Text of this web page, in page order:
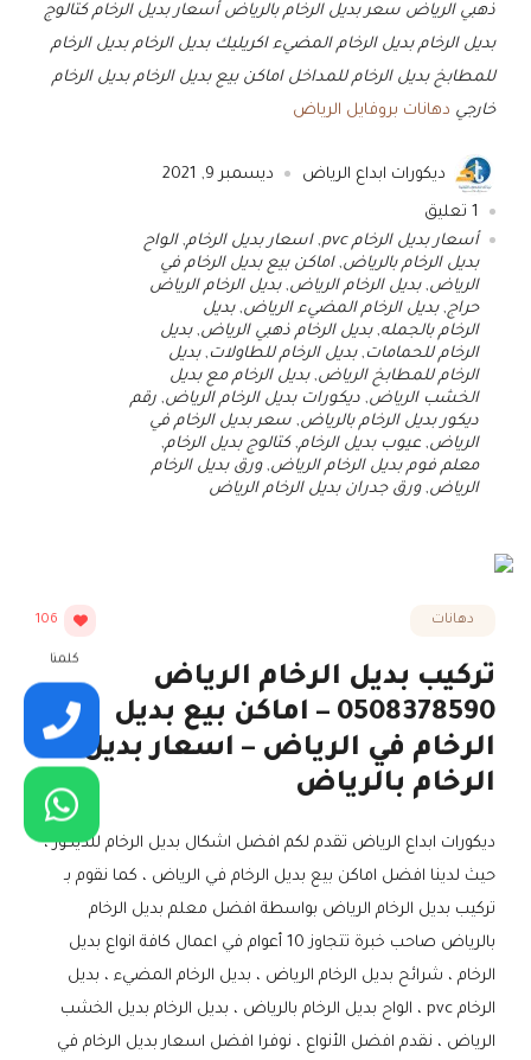
ذهبي الرياض سعر بديل الرخام بالرياض أسعار بديل الرخام كتالوج
بديل الرخام بديل الرخام المضيء اكريليك بديل الرخام بديل الرخام
للمطابخ بديل الرخام للمداخل اماكن بيع بديل الرخام بديل الرخام
خارجي دهانات بروفايل الرياض
ديكورات ابداع الرياض ديسمبر 9, 2021
1 تعليق
أسعار بديل الرخام pvc
,اسعار بديل الرخام,الواح
بديل الرخام بالرياض,اماكن بيع بديل الرخام في
الرياض,بديل الرخام الرياض,بديل الرخام الرياض
حراج,بديل الرخام المضيء الرياض,بديل
الرخام بالجمله,بديل الرخام ذهبي الرياض,بديل
الرخام للحمامات ,بديل الرخام للطاولات ,بديل
الرخام للمطابخ الرياض,بديل الرخام مع بديل
الخشب الرياض, ديكورات بديل الرخام الرياض, رقم
ديكور بديل الرخام بالرياض, سعر بديل الرخام في
الرياض, عيوب بديل الرخام, كتالوج بديل الرخام,
معلم فوم بديل الرخام الرياض,ورق بديل الرخام
الرياض,ورق جدران بديل الرخام الرياض
دهانات 106
تركيب بديل الرخام الرياض
0508378590 – اماكن بيع بديل
الرخام في الرياض – اسعار بديل
الرخام بالرياض
ديكورات ابداع الرياض تقدم لكم افضل اشكال بديل الرخام للديكور ،
حيث لدينا افضل اماكن بيع بديل الرخام في الرياض ، كما نقوم بـ
تركيب بديل الرخام الرياض بواسطة افضل معلم بديل الرخام
بالرياض صاحب خبرة تتجاوز 10 أعوام في اعمال كافة انواع بديل
الرخام ، شرائح بديل الرخام الرياض ، بديل الرخام المضيء ، بديل
الرخام pvc ، الواح بديل الرخام بالرياض ، بديل الرخام بديل الخشب
الرياض ، نقدم افضل الأنواع ، نوفرا افضل اسعار بديل الرخام في
كلمنا